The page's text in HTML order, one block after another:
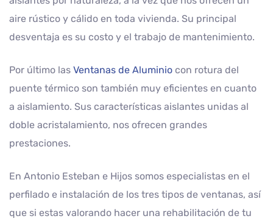
aire rústico y cálido en toda vivienda. Su principal
desventaja es su costo y el trabajo de mantenimiento.
Por último las Ventanas de Aluminio con rotura del
puente térmico son también muy eficientes en cuanto
a aislamiento. Sus características aislantes unidas al
doble acristalamiento, nos ofrecen grandes
prestaciones.
En Antonio Esteban e Hijos somos especialistas en el
perfilado e instalación de los tres tipos de ventanas, así
que si estas valorando hacer una rehabilitación de tu